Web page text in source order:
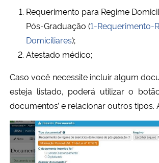
Requerimento para Regime
Pós-Graduação (1-Requerimento-
Domiciliares);
Atestado médico;
Caso você necessite incluir algum
esteja listado, poderá utilizar o
documentos’ e relacionar outros tipos.